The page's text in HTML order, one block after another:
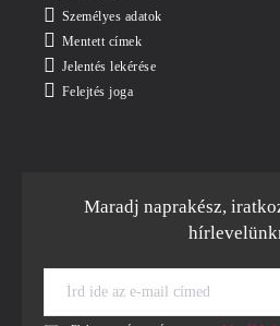
Személyes adatok
Mentett címek
Jelentés lekérése
Felejtés joga
Maradj naprakész,
az